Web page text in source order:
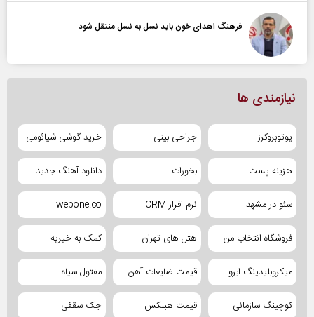
فرهنگ اهدای خون باید نسل به نسل منتقل شود
نیازمندی ها
یوتوبروکرز جراحی بینی خرید گوشی شیائومی
هزینه پست بخورات دانلود آهنگ جدید
سئو در مشهد نرم افزار CRM webone.co
فروشگاه انتخاب من هتل های تهران کمک به خیریه
میکروبلیدینگ ابرو قیمت ضایعات آهن مفتول سیاه
کوچینگ سازمانی قیمت هبلکس جک سقفی